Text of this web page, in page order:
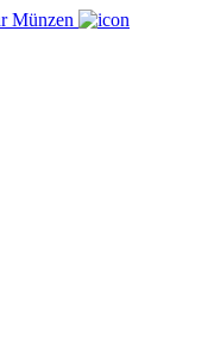
Münzen